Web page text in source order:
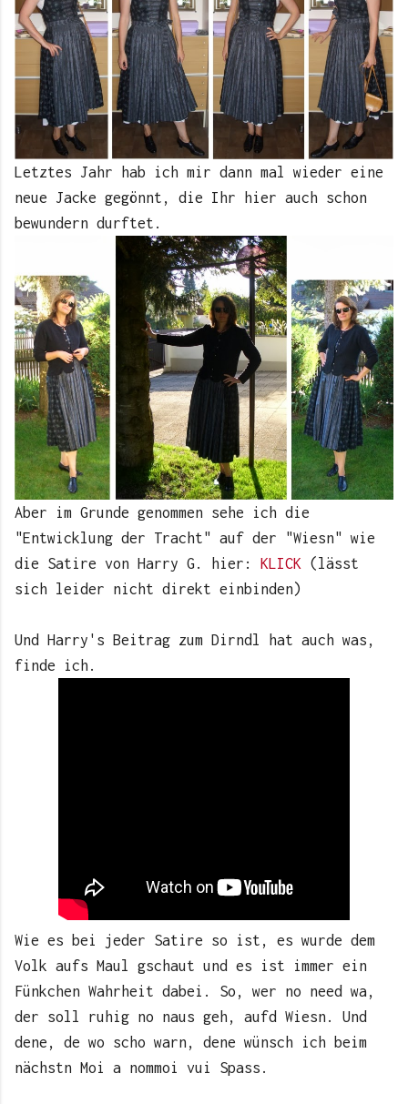
Letztes Jahr hab ich mir dann mal wieder eine
neue Jacke gegönnt, die Ihr hier auch schon
bewundern durftet.
Aber im Grunde genommen sehe ich die
"Entwicklung der Tracht" auf der "Wiesn" wie
die Satire von Harry G. hier:
KLICK (lässt
sich leider nicht direkt einbinden)
Und Harry's Beitrag zum Dirndl hat auch was,
finde ich.
Wie es bei jeder Satire so ist, es wurde dem
Volk aufs Maul gschaut und es ist immer ein
Fünkchen Wahrheit dabei. So, wer no need wa,
der soll ruhig no naus geh, aufd Wiesn. Und
dene, de wo scho warn, dene wünsch ich beim
nächstn Moi a nommoi vui Spass.